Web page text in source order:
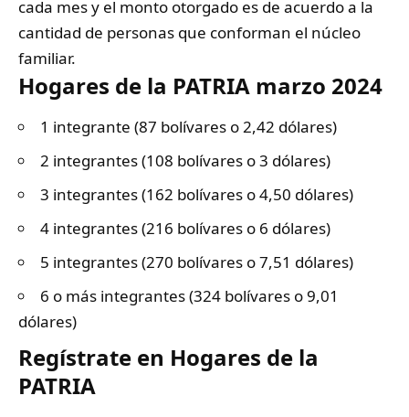
cada mes y el monto otorgado es de acuerdo a la
cantidad de personas que conforman el núcleo
familiar.
Hogares de la PATRIA marzo 2024
1 integrante (87 bolívares o 2,42 dólares)
2 integrantes (108 bolívares o 3 dólares)
3 integrantes (162 bolívares o 4,50 dólares)
4 integrantes (216 bolívares o 6 dólares)
5 integrantes (270 bolívares o 7,51 dólares)
6 o más integrantes (324 bolívares o 9,01
dólares)
Regístrate en Hogares de la
PATRIA